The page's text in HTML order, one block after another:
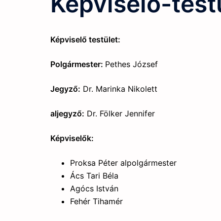
Képviselő testület:
Polgármester: Pethes József
Jegyző: Dr. Marinka Nikolett
aljegyző: Dr. Fölker Jennifer
Képviselők:
Proksa Péter alpolgármester
Ács Tari Béla
Agócs István
Fehér Tihamér